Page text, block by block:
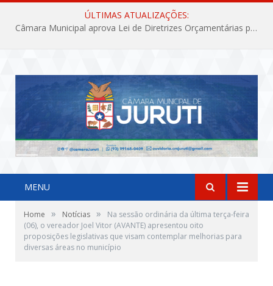
ÚLTIMAS ATUALIZAÇÕES:
Câmara Municipal aprova Lei de Diretrizes Orçamentárias para o exercício financeiro de 2027
MENU
Home » Notícias »
Na sessão ordinária da última terça-feira
(06), o vereador Joel Vitor (AVANTE) apresentou oito
proposições legislativas que visam contemplar melhorias para
diversas áreas no município